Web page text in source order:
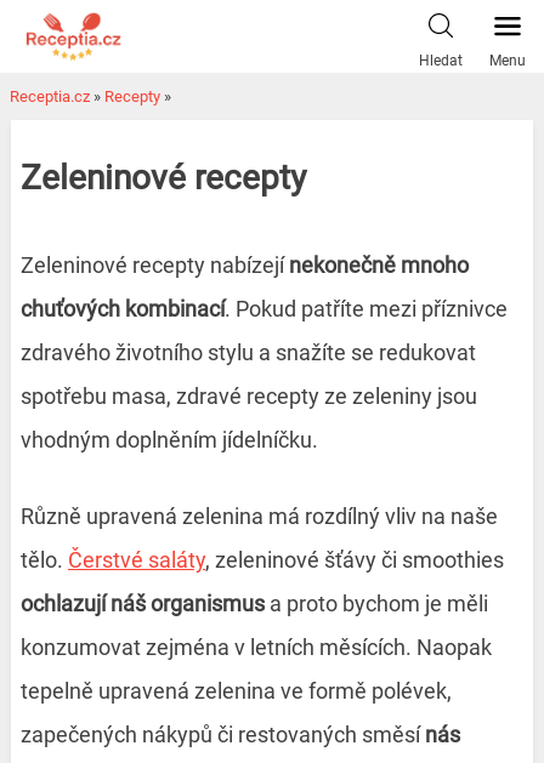
Hledat Menu
Receptia.cz » Recepty »
Zeleninové recepty
Zeleninové recepty nabízejínekonečně mnoho
chuťových kombinací. Pokud patříte mezi příznivce
zdravého životního stylu a snažíte se redukovat
spotřebu masa, zdravé recepty ze zeleniny jsou
vhodným doplněním jídelníčku.
Různě upravená zelenina má rozdílný vliv na naše
tělo. Čerstvé saláty, zeleninové šťávy či smoothies
ochlazují náš organismusa proto bychom je měli
konzumovat zejména v letních měsících. Naopak
tepelně upravená zelenina ve formě polévek,
zapečených nákypů či restovaných směsínás